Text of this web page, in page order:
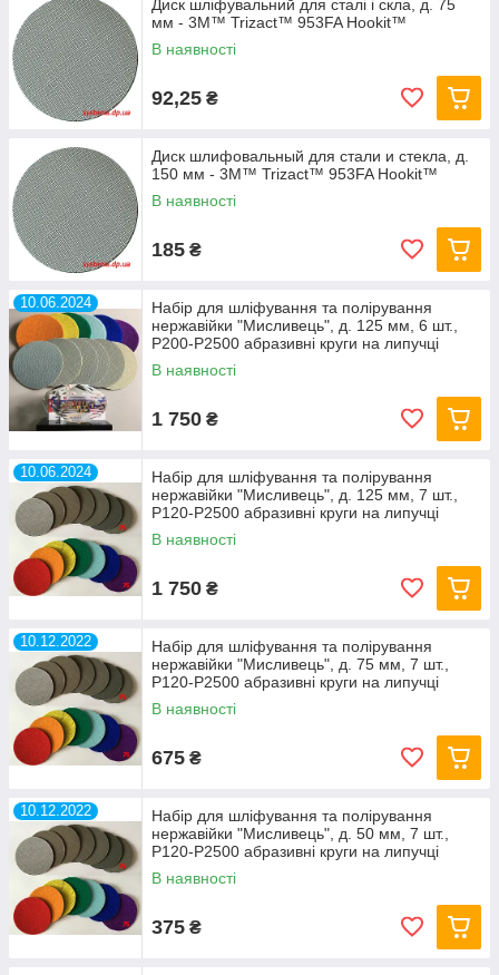
Диск шліфувальний для сталі і скла, д. 75
мм - 3M™ Trizact™ 953FA Hookit™
В наявності
92,25 ₴
Диск шлифовальный для стали и стекла, д.
150 мм - 3M™ Trizact™ 953FA Hookit™
В наявності
185 ₴
10.06.2024
Набір для шліфування та полірування
нержавійки "Мисливець", д. 125 мм, 6 шт.,
Р200-Р2500 абразивні круги на липучці
В наявності
1 750 ₴
10.06.2024
Набір для шліфування та полірування
нержавійки "Мисливець", д. 125 мм, 7 шт.,
Р120-Р2500 абразивні круги на липучці
В наявності
1 750 ₴
10.12.2022
Набір для шліфування та полірування
нержавійки "Мисливець", д. 75 мм, 7 шт.,
Р120-Р2500 абразивні круги на липучці
В наявності
675 ₴
10.12.2022
Набір для шліфування та полірування
нержавійки "Мисливець", д. 50 мм, 7 шт.,
Р120-Р2500 абразивні круги на липучці
В наявності
375 ₴